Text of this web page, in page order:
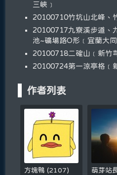
三峽﹞
20100710竹坑山北峰、
20100717九寮溪步道、
池~礦場路O形﹝宜蘭大
20100718二確山﹝新竹
20100724第一涼亭格﹝
作者列表
方塊鴨(2107) 萌芽站